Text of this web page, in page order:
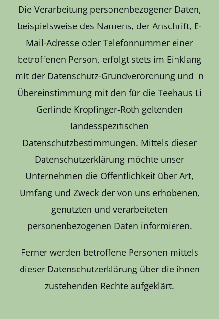
Die Verarbeitung personenbezogener Daten,
beispielsweise des Namens, der Anschrift, E-
Mail-Adresse oder Telefonnummer einer
betroffenen Person, erfolgt stets im Einklang
mit der Datenschutz-Grundverordnung und in
Übereinstimmung mit den für die Teehaus Li
Gerlinde Kropfinger-Roth geltenden
landesspezifischen
Datenschutzbestimmungen. Mittels dieser
Datenschutzerklärung möchte unser
Unternehmen die Öffentlichkeit über Art,
Umfang und Zweck der von uns erhobenen,
genutzten und verarbeiteten
personenbezogenen Daten informieren.
Ferner werden betroffene Personen mittels
dieser Datenschutzerklärung über die ihnen
zustehenden Rechte aufgeklärt.